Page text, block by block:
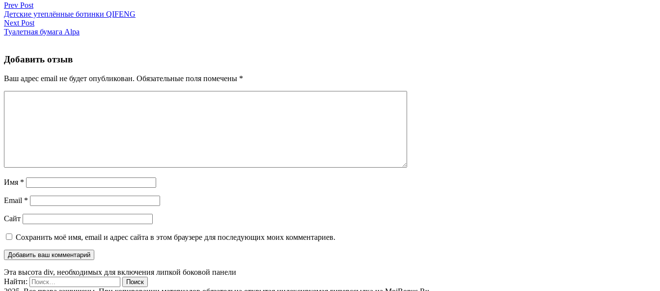
Prev Post
Детские утеплённые ботинки QIFENG
Next Post
Туалетная бумага Alpa
Добавить отзыв
Ваш адрес email не будет опубликован. Обязательные поля помечены *
Имя *
Email *
Сайт
Сохранить моё имя, email и адрес сайта в этом браузере для последующих моих комментариев.
Эта высота div, необходимых для включения липкой боковой панели
Найти: